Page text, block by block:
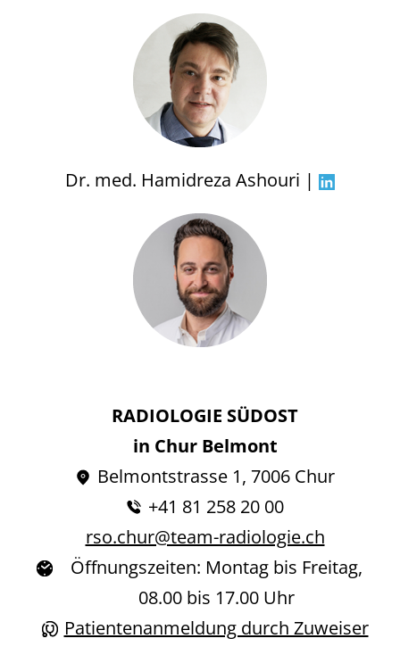
Dr. med. Hamidreza Ashouri |
RADIOLOGIE SÜDOST
in Chur Belmont
Belmontstrasse 1, 7006 Chur
+41 81 258 20 00
rso.chur@team-radiologie.ch
Öffnungszeiten: Montag bis Freitag,
08.00 bis 17.00 Uhr
Patientenanmeldung durch Zuweiser